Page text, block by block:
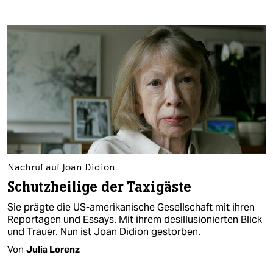
Nachruf auf Joan Didion
Schutzheilige der Taxigäste
Sie prägte die US-amerikanische Gesellschaft mit ihren
Reportagen und Essays. Mit ihrem desillusionierten Blick
und Trauer. Nun ist Joan Didion gestorben.
Von Julia Lorenz